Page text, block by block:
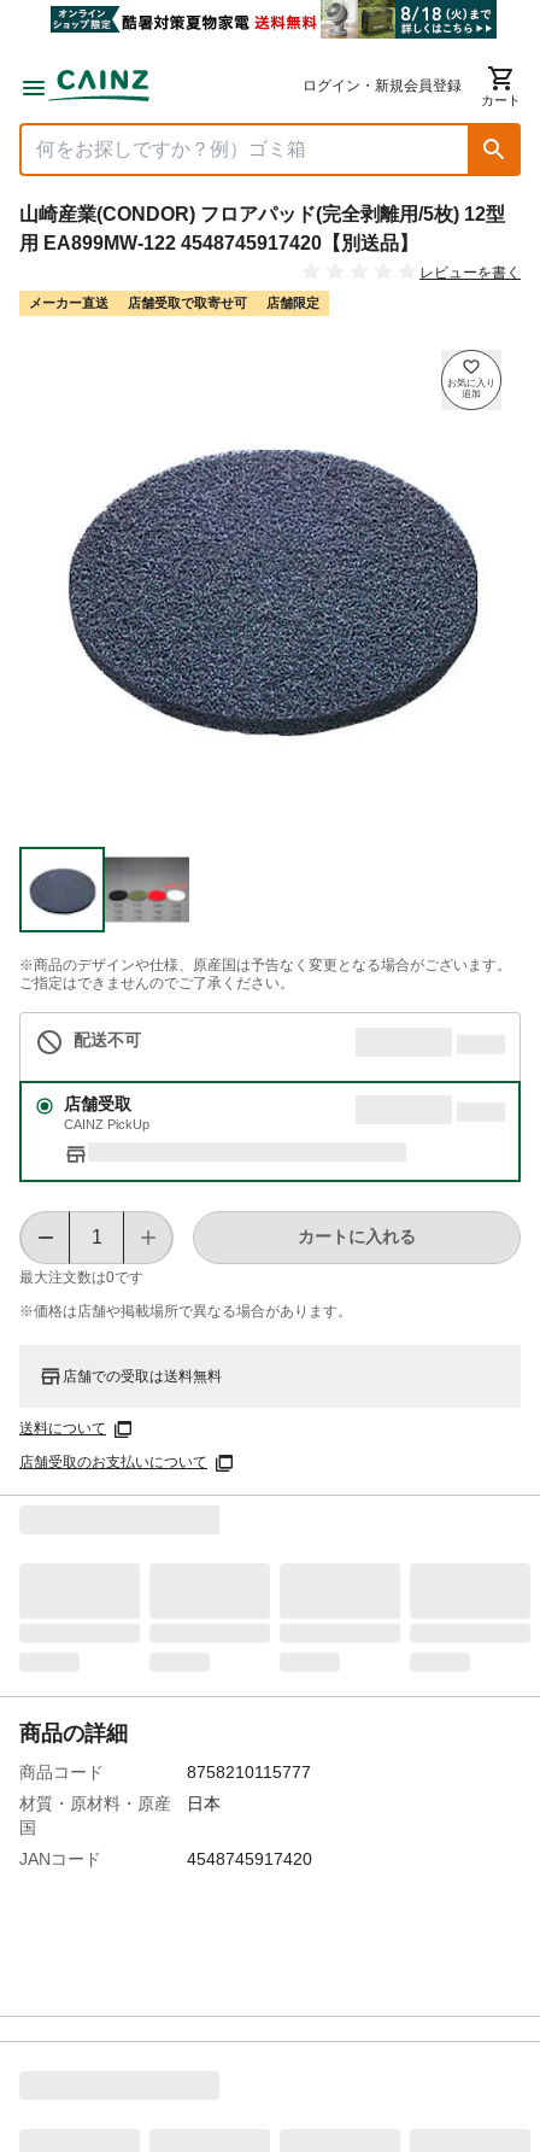
ログイン・新規会員登録
カート
山崎産業(CONDOR) フロアパッド(完全剥離用/5枚) 12型
用 EA899MW-122 4548745917420【別送品】
レビューを書く
メーカー直送 店舗受取で取寄せ可 店舗限定
※商品のデザインや仕様、原産国は予告なく変更となる場合がございます。
ご指定はできませんのでご了承ください。
配送不可
店舗受取
CAINZ PickUp
最大注文数は0です
カートに入れる
※価格は​店舗や​掲載場所で​異なる​場合が​あります。
店舗での受取は送料無料
送料について
店舗受取のお支払いについて
商品の詳細
商品コード
8758210115777
材質・原材料・原産
国
日本
JANコード 4548745917420